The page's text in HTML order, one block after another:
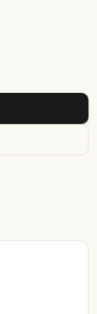
Category: Meat.